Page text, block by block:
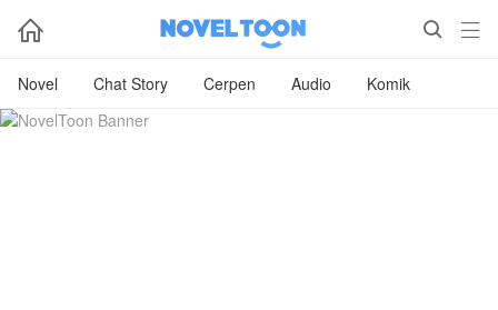
  
Novel Chat Story Cerpen Audio Komik